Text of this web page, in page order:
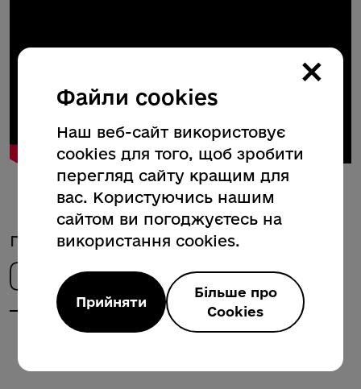
Поділитись новиною
×
Файли cookies
Наш веб-сайт використовує
cookies для того, щоб зробити
перегляд сайту кращим для
вас. Користуючись нашим
сайтом ви погоджуєтесь на
використання cookies.
Прийняти
Більше про
Cookies